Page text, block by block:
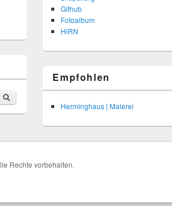
Github
Fotoalbum
HiRN
Empfohlen
Herminghaus | Malerei
Rechte vorbehalten.